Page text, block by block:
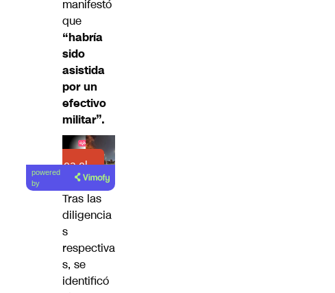
manifestó
que
“habría
sido
asistida
por un
efectivo
militar”.
Lea el
artículo
powered
by
Tras las
diligencia
s
respectiva
s, se
identificó